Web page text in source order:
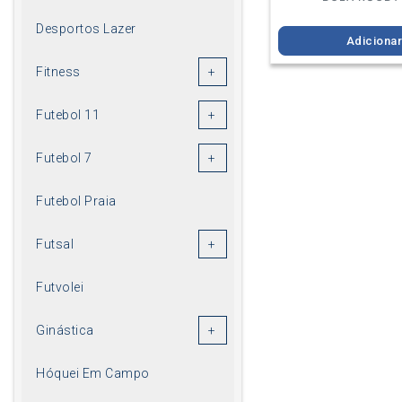
Adicionar
Desportos Lazer
Fitness
Futebol 11
Futebol 7
Futebol Praia
Futsal
Futvolei
Ginástica
Hóquei Em Campo